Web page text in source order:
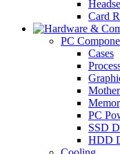
Card
PC
Cases
PC
SSD
HDD